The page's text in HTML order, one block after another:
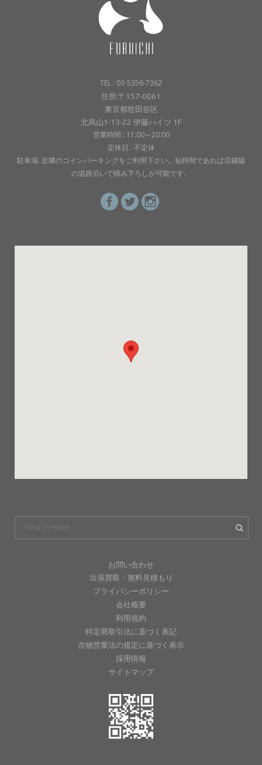
TEL : 03-5356-7362
住所:〒157-0061
東京都世田谷区
北烏山1-13-22 伊藤ハイツ 1F
営業時間 : 11:00～20:00
定休日 : 不定休
駐車場: 近隣のコインパーキングをご利用下さい。短時間であれば店鋪脇
の道路沿いで積み下ろしが可能です。
お問い合わせ
出張買取・無料見積もり
プライバシーポリシー
会社概要
利用規約
特定商取引法に基づく表記
古物営業法の規定に基づく表示
採用情報
サイトマップ